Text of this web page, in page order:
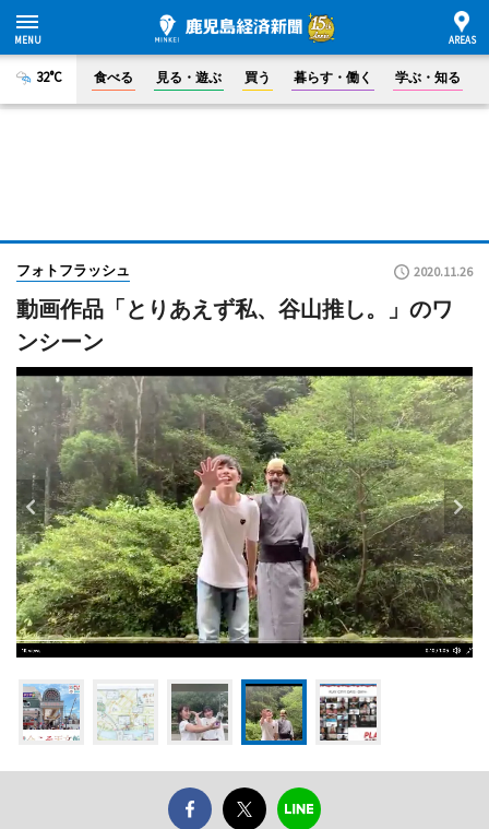
32°C 食べる 見る・遊ぶ 買う 暮らす・働く 学ぶ・知る
フォトフラッシュ 2020.11.26
動画作品「とりあえず私、谷山推し。」のワ
ンシーン